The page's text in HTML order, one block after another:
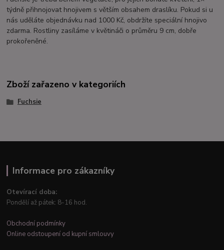
týdně přihnojovat hnojivem s větším obsahem draslíku. Pokud si u
nás uděláte objednávku nad 1000 Kč, obdržíte speciální hnojivo
zdarma. Rostliny zasíláme v květináči o průměru 9 cm, dobře
prokořeněné.
Zboží zařazeno v kategoriích
Fuchsie
Informace pro zákazníky
Otevírací doba:
Pondělí až pátek: 8-16 hod.
Obchodní podmínky
Online odstoupení od kupní smlouvy